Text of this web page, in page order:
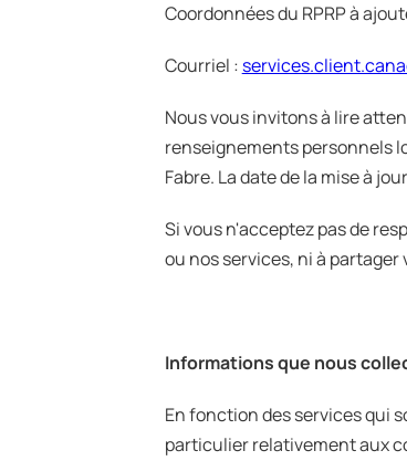
Coordonnées du RPRP à
Courriel :
Nous vous invitons à lire
renseignements personnels
Fabre. La date de la mise à
Si vous n'acceptez pas de
ou nos services, ni à
Informations que nous
En fonction des services qui
particulier relativement aux